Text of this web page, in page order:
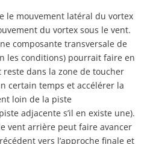
le mouvement latéral du vortex
du vortex sous le vent.
composante transversale de
les conditions) pourrait faire en
dans la zone de toucher
certain temps et accélérer la
loin de la piste
adjacente s’il en existe une).
vent arrière peut faire avancer
vers l’approche finale et